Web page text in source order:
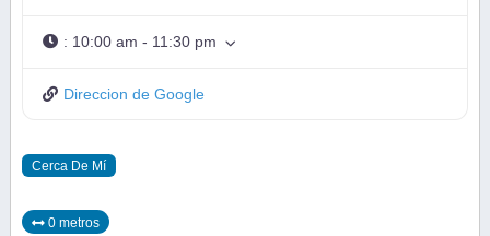
: 10:00 am - 11:30 pm
Direccion de Google
Cerca De Mí
0 metros